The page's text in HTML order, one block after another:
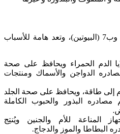
وب6 وب7 (البيوتين)، وتعد هامة للأسباب
فيتامين ب12 خلايا الدم الحمراء ويحافظ على صحة
الدواجن والأسماك ومنتجات
ب7 الطعام إلى طاقة، ويحافظ على صحة الجلد
مصادره البذور والحبوب الكاملة
فيتامين ب6 جهاز المناعة للأم والجنين ويُنتِج
البطاطا والموز والدجاج.